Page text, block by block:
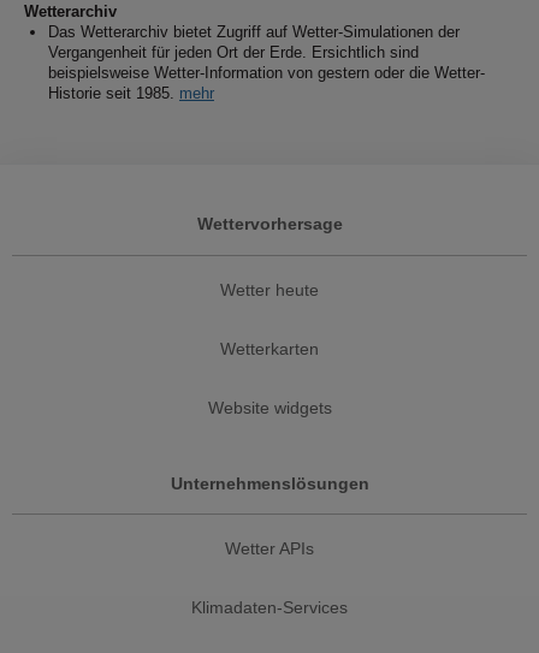
Wetterarchiv
Das Wetterarchiv bietet Zugriff auf Wetter-Simulationen der
Vergangenheit für jeden Ort der Erde. Ersichtlich sind
beispielsweise Wetter-Information von gestern oder die Wetter-
Historie seit 1985. mehr
Wettervorhersage
Wetter heute
Wetterkarten
Website widgets
Unternehmenslösungen
Wetter APIs
Klimadaten-Services